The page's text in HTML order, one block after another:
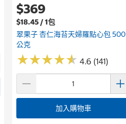
$369
$18.45 / 1包
翠果子 杏仁海苔天婦羅點心包 500
公克
★★★★★
★★★★★ 4.6 (141)
加入購物車